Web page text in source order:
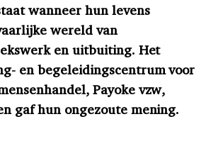
wanneer hun levens
wereld van
en uitbuiting. Het
en begeleidingscentrum voor
Payoke vzw,
gaf hun ongezoute mening.